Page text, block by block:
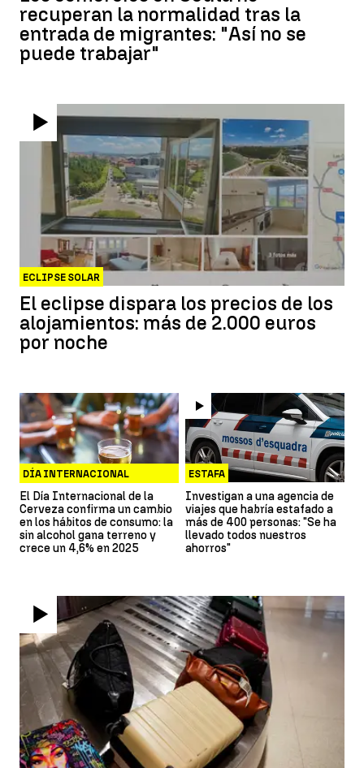
recuperan la normalidad tras la
entrada de migrantes: "Así no se
puede trabajar"
ECLIPSE SOLAR
El eclipse dispara los precios de los
alojamientos: más de 2.000 euros
por noche
DÍA INTERNACIONAL
CERVEZA
El Día Internacional de la
Cerveza confirma un cambio
en los hábitos de consumo: la
sin alcohol gana terreno y
crece un 4,6% en 2025
ESTAFA
Investigan a una agencia de
viajes que habría estafado a
más de 400 personas: "Se ha
llevado todos nuestros
ahorros"